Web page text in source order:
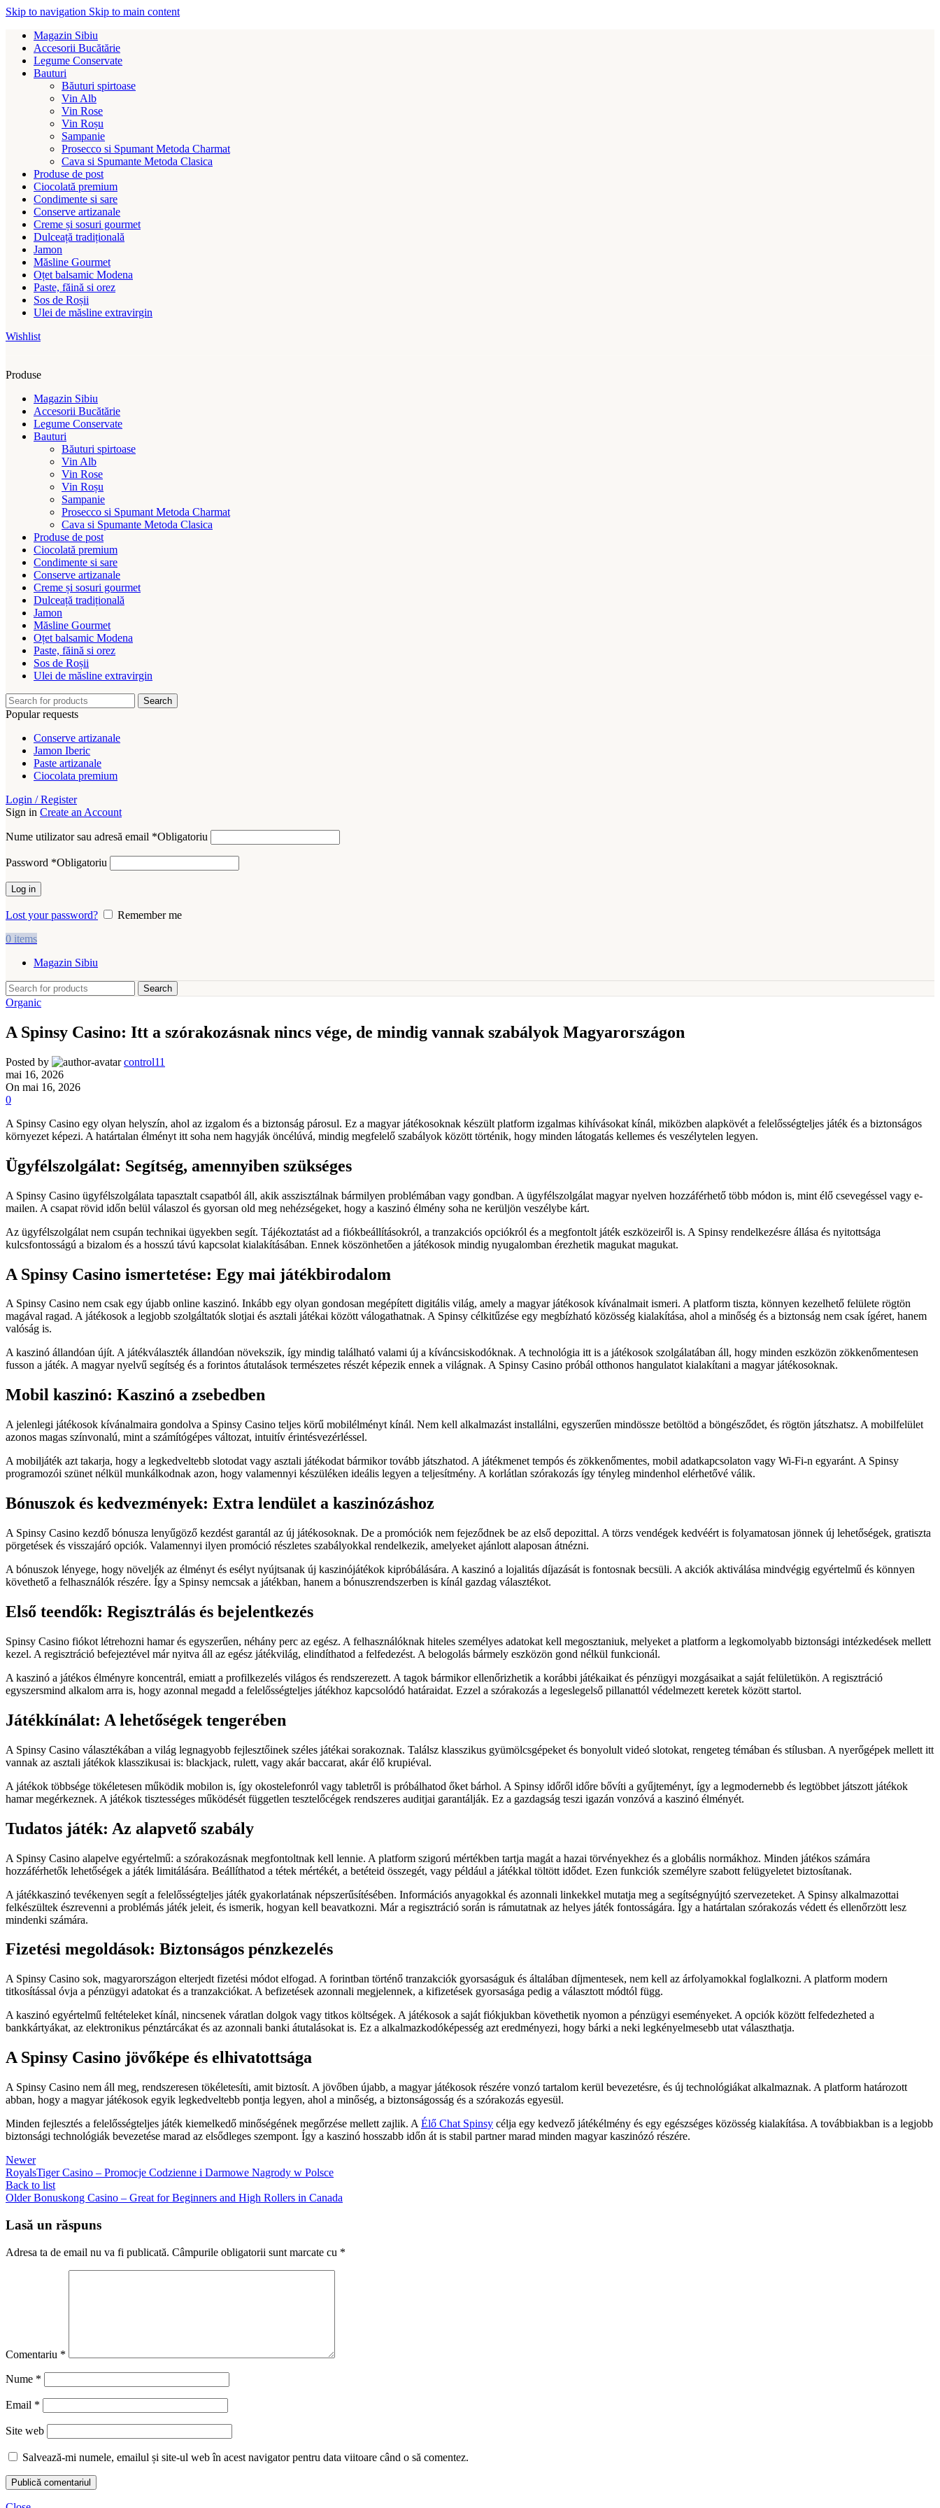
Skip to navigation Skip to main content
Magazin Sibiu
Accesorii Bucătărie
Legume Conservate
Bauturi
Băuturi spirtoase
Vin Alb
Vin Rose
Vin Roșu
Sampanie
Prosecco si Spumant Metoda Charmat
Cava si Spumante Metoda Clasica
Produse de post
Ciocolată premium
Condimente si sare
Conserve artizanale
Creme și sosuri gourmet
Dulceață tradițională
Jamon
Măsline Gourmet
Oțet balsamic Modena
Paste, făină si orez
Sos de Roșii
Ulei de măsline extravirgin
Wishlist
Produse
Magazin Sibiu
Accesorii Bucătărie
Legume Conservate
Bauturi
Băuturi spirtoase
Vin Alb
Vin Rose
Vin Roșu
Sampanie
Prosecco si Spumant Metoda Charmat
Cava si Spumante Metoda Clasica
Produse de post
Ciocolată premium
Condimente si sare
Conserve artizanale
Creme și sosuri gourmet
Dulceață tradițională
Jamon
Măsline Gourmet
Oțet balsamic Modena
Paste, făină si orez
Sos de Roșii
Ulei de măsline extravirgin
Search
Popular requests
Conserve artizanale
Jamon Iberic
Paste artizanale
Ciocolata premium
Login / Register
Sign in Create an Account
Nume utilizator sau adresă email *Obligatoriu
Password *Obligatoriu
Log in
Lost your password?
Remember me
0 items
Magazin Sibiu
Search
Organic
A Spinsy Casino: Itt a szórakozásnak nincs vége, de mindig vannak szabályok Magyarországon
Posted by
control11
mai 16, 2026
On mai 16, 2026
0
A Spinsy Casino egy olyan helyszín, ahol az izgalom és a biztonság párosul. Ez a magyar játékosoknak készült platform izgalmas kihívásokat kínál, miközben alapkövét a felelősségteljes játék és a biztonságos
környezet képezi. A határtalan élményt itt soha nem hagyják öncélúvá, mindig megfelelő szabályok között történik, hogy minden látogatás kellemes és veszélytelen legyen.
Ügyfélszolgálat: Segítség, amennyiben szükséges
A Spinsy Casino ügyfélszolgálata tapasztalt csapatból áll, akik asszisztálnak bármilyen problémában vagy gondban. A ügyfélszolgálat magyar nyelven hozzáférhető több módon is, mint élő csevegéssel vagy e-
mailen. A csapat rövid időn belül válaszol és gyorsan old meg nehézségeket, hogy a kaszinó élmény soha ne kerüljön veszélybe kárt.
Az ügyfélszolgálat nem csupán technikai ügyekben segít. Tájékoztatást ad a fiókbeállításokról, a tranzakciós opciókról és a megfontolt játék eszközeiről is. A Spinsy rendelkezésre állása és nyitottsága
kulcsfontosságú a bizalom és a hosszú távú kapcsolat kialakításában. Ennek köszönhetően a játékosok mindig nyugalomban érezhetik magukat magukat.
A Spinsy Casino ismertetése: Egy mai játékbirodalom
A Spinsy Casino nem csak egy újabb online kaszinó. Inkább egy olyan gondosan megépített digitális világ, amely a magyar játékosok kívánalmait ismeri. A platform tiszta, könnyen kezelhető felülete rögtön
magával ragad. A játékosok a legjobb szolgáltatók slotjai és asztali játékai között válogathatnak. A Spinsy célkitűzése egy megbízható közösség kialakítása, ahol a minőség és a biztonság nem csak ígéret, hanem
valóság is.
A kaszinó állandóan újít. A játékválaszték állandóan növekszik, így mindig található valami új a kíváncsiskodóknak. A technológia itt is a játékosok szolgálatában áll, hogy minden eszközön zökkenőmentesen
fusson a játék. A magyar nyelvű segítség és a forintos átutalások természetes részét képezik ennek a világnak. A Spinsy Casino próbál otthonos hangulatot kialakítani a magyar játékosoknak.
Mobil kaszinó: Kaszinó a zsebedben
A jelenlegi játékosok kívánalmaira gondolva a Spinsy Casino teljes körű mobilélményt kínál. Nem kell alkalmazást installálni, egyszerűen mindössze betöltöd a böngésződet, és rögtön játszhatsz. A mobilfelület
azonos magas színvonalú, mint a számítógépes változat, intuitív érintésvezérléssel.
A mobiljáték azt takarja, hogy a legkedveltebb slotodat vagy asztali játékodat bármikor tovább játszhatod. A játékmenet tempós és zökkenőmentes, mobil adatkapcsolaton vagy Wi-Fi-n egyaránt. A Spinsy
programozói szünet nélkül munkálkodnak azon, hogy valamennyi készüléken ideális legyen a teljesítmény. A korlátlan szórakozás így tényleg mindenhol elérhetővé válik.
Bónuszok és kedvezmények: Extra lendület a kaszinózáshoz
A Spinsy Casino kezdő bónusza lenyűgöző kezdést garantál az új játékosoknak. De a promóciók nem fejeződnek be az első depozittal. A törzs vendégek kedvéért is folyamatosan jönnek új lehetőségek, gratiszta
pörgetések és visszajáró opciók. Valamennyi ilyen promóció részletes szabályokkal rendelkezik, amelyeket ajánlott alaposan átnézni.
A bónuszok lényege, hogy növeljék az élményt és esélyt nyújtsanak új kaszinójátékok kipróbálására. A kaszinó a lojalitás díjazását is fontosnak becsüli. A akciók aktiválása mindvégig egyértelmű és könnyen
követhető a felhasználók részére. Így a Spinsy nemcsak a játékban, hanem a bónuszrendszerben is kínál gazdag választékot.
Első teendők: Regisztrálás és bejelentkezés
Spinsy Casino fiókot létrehozni hamar és egyszerűen, néhány perc az egész. A felhasználóknak hiteles személyes adatokat kell megosztaniuk, melyeket a platform a legkomolyabb biztonsági intézkedések mellett
kezel. A regisztráció befejeztével már nyitva áll az egész játékvilág, elindíthatod a felfedezést. A belogolás bármely eszközön gond nélkül funkcionál.
A kaszinó a játékos élményre koncentrál, emiatt a profilkezelés világos és rendszerezett. A tagok bármikor ellenőrizhetik a korábbi játékaikat és pénzügyi mozgásaikat a saját felületükön. A regisztráció
egyszersmind alkalom arra is, hogy azonnal megadd a felelősségteljes játékhoz kapcsolódó határaidat. Ezzel a szórakozás a legeslegelső pillanattól védelmezett keretek között startol.
Játékkínálat: A lehetőségek tengerében
A Spinsy Casino választékában a világ legnagyobb fejlesztőinek széles játékai sorakoznak. Találsz klasszikus gyümölcsgépeket és bonyolult videó slotokat, rengeteg témában és stílusban. A nyerőgépek mellett itt
vannak az asztali játékok klasszikusai is: blackjack, rulett, vagy akár baccarat, akár élő krupiéval.
A játékok többsége tökéletesen működik mobilon is, így okostelefonról vagy tabletről is próbálhatod őket bárhol. A Spinsy időről időre bővíti a gyűjteményt, így a legmodernebb és legtöbbet játszott játékok
hamar megérkeznek. A játékok tisztességes működését független tesztelőcégek rendszeres auditjai garantálják. Ez a gazdagság teszi igazán vonzóvá a kaszinó élményét.
Tudatos játék: Az alapvető szabály
A Spinsy Casino alapelve egyértelmű: a szórakozásnak megfontoltnak kell lennie. A platform szigorú mértékben tartja magát a hazai törvényekhez és a globális normákhoz. Minden játékos számára
hozzáférhetők lehetőségek a játék limitálására. Beállíthatod a tétek mértékét, a betéteid összegét, vagy például a játékkal töltött idődet. Ezen funkciók személyre szabott felügyeletet biztosítanak.
A játékkaszinó tevékenyen segít a felelősségteljes játék gyakorlatának népszerűsítésében. Információs anyagokkal és azonnali linkekkel mutatja meg a segítségnyújtó szervezeteket. A Spinsy alkalmazottai
felkészültek észrevenni a problémás játék jeleit, és ismerik, hogyan kell beavatkozni. Már a regisztráció során is rámutatnak az helyes játék fontosságára. Így a határtalan szórakozás védett és ellenőrzött lesz
mindenki számára.
Fizetési megoldások: Biztonságos pénzkezelés
A Spinsy Casino sok, magyarországon elterjedt fizetési módot elfogad. A forintban történő tranzakciók gyorsaságuk és általában díjmentesek, nem kell az árfolyamokkal foglalkozni. A platform modern
titkosítással óvja a pénzügyi adatokat és a tranzakciókat. A befizetések azonnali megjelennek, a kifizetések gyorsasága pedig a választott módtól függ.
A kaszinó egyértelmű feltételeket kínál, nincsenek váratlan dolgok vagy titkos költségek. A játékosok a saját fiókjukban követhetik nyomon a pénzügyi eseményeket. A opciók között felfedezheted a
bankkártyákat, az elektronikus pénztárcákat és az azonnali banki átutalásokat is. Ez a alkalmazkodóképesség azt eredményezi, hogy bárki a neki legkényelmesebb utat választhatja.
A Spinsy Casino jövőképe és elhivatottsága
A Spinsy Casino nem áll meg, rendszeresen tökéletesíti, amit biztosít. A jövőben újabb, a magyar játékosok részére vonzó tartalom kerül bevezetésre, és új technológiákat alkalmaznak. A platform határozott
abban, hogy a magyar játékosok egyik legkedveltebb pontja legyen, ahol a minőség, a biztonságosság és a szórakozás egyesül.
Minden fejlesztés a felelősségteljes játék kiemelkedő minőségének megőrzése mellett zajlik. A Élő Chat Spinsy célja egy kedvező játékélmény és egy egészséges közösség kialakítása. A továbbiakban is a legjobb
biztonsági technológiák bevezetése marad az elsődleges szempont. Így a kaszinó hosszabb időn át is stabil partner marad minden magyar kaszinózó részére.
Newer
RoyalsTiger Casino – Promocje Codzienne i Darmowe Nagrody w Polsce
Back to list
Older Bonuskong Casino – Great for Beginners and High Rollers in Canada
Lasă un răspuns
Adresa ta de email nu va fi publicată. Câmpurile obligatorii sunt marcate cu *
Comentariu *
Nume *
Email *
Site web
Salvează-mi numele, emailul și site-ul web în acest navigator pentru data viitoare când o să comentez.